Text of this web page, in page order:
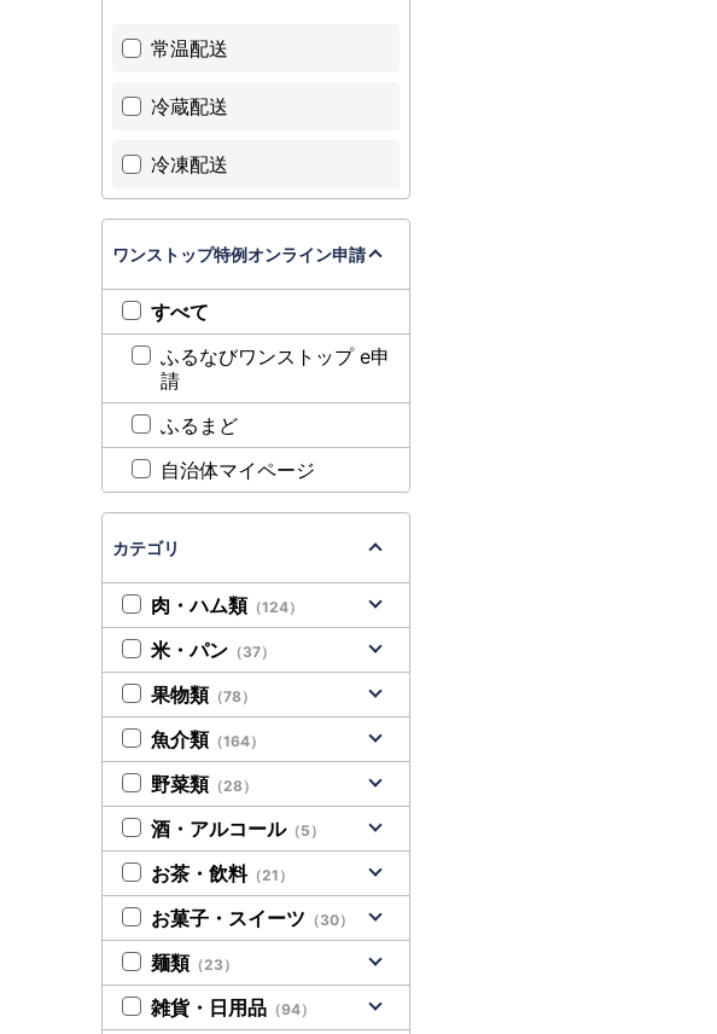
常温配送
冷蔵配送
冷凍配送
ワンストップ特例オンライン申請
すべて
ふるなびワンストップ e申
請
ふるまど
自治体マイページ
カテゴリ
肉・ハム類 （124）
米・パン （37）
果物類 （78）
魚介類 （164）
野菜類 （28）
酒・アルコール（5）
お茶・飲料（21）
お菓子・スイーツ （30）
麺類 （23）
雑貨・日用品 （94）